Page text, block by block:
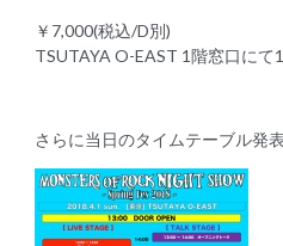
￥7,000(税込/D別)
TSUTAYA O-EAST 1階窓口にて
さらに当日のタイムテーブル発